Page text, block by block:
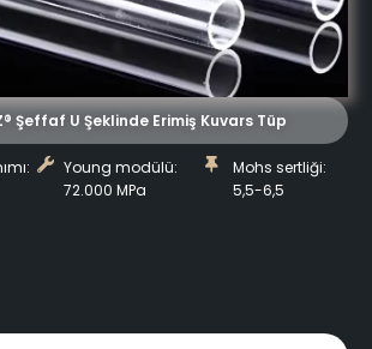
Şeffaf U Şeklinde Erimiş Kuvars Tüp
Young modülü:
72.000 MPa
Mohs sertliği:
5,5-6,5